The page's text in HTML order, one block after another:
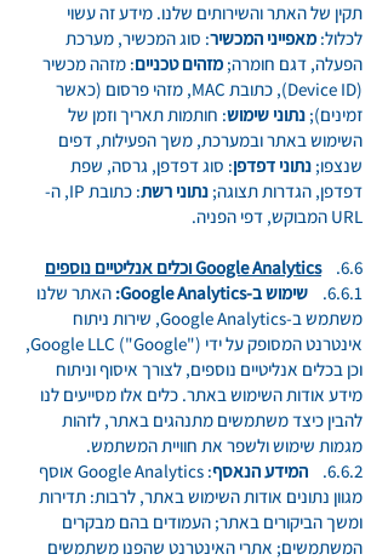
תקין של האתר והשירותים שלנו. מידע זה עשוי
לכלול: מאפייני המכשיר: סוג המכשיר, מערכת
הפעלה, דגם חומרה; מזהים טכניים: מזהה מכשיר
(Device ID), כתובת MAC, מזהי פרסום (כאשר
זמינים); נתוני שימוש: חותמות תאריך וזמן של
השימוש באתר ובמערכת, משך הפעילות, דפים
שנצפו; נתוני דפדפן: סוג דפדפן, גרסה, שפת
דפדפן, הגדרות תצוגה; נתוני רשת
: כתובת IP, ה-
URL המבוקש, דפי הפניה.
6.6.
Google Analytics וכלים אנליטיים נוספים
6.6.1.
שימוש ב-Google Analytics:
האתר שלנו
משתמש ב-Google Analytics, שירות ניתוח
אינטרנט המסופק על ידי Google LLC ("Google"),
וכן בכלים אנליטיים נוספים, לצורך איסוף וניתוח
מידע אודות השימוש באתר. כלים אלו מסייעים לנו
להבין כיצד משתמשים מתנהגים באתר, לזהות
מגמות שימוש ולשפר את חוויית המשתמש.
6.6.2.
המידע הנאסף
: Google Analytics אוסף
מגוון נתונים אודות השימוש באתר, לרבות: תדירות
ומשך הביקורים באתר; העמודים בהם מבקרים
המשתמשים; אתרי האינטרנט שהפנו משתמשים